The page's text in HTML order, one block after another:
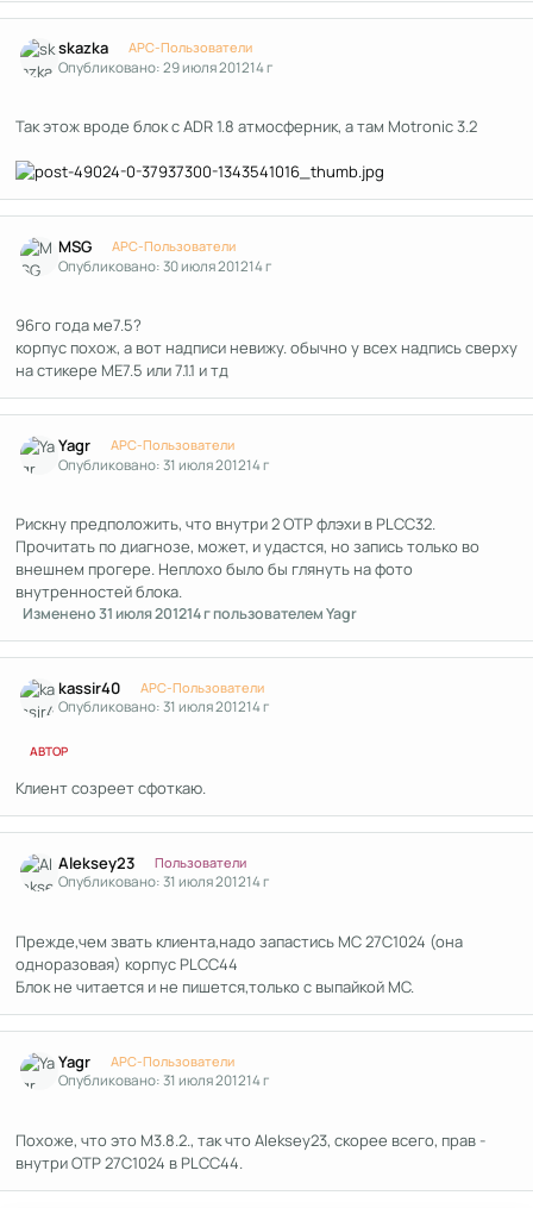
skazka APC-Пользователи
Опубликовано:29 июля 201214 г
Так этож вроде блок с ADR 1.8 атмосферник, а там Motronic 3.2
MSG APC-Пользователи
Опубликовано:30 июля 201214 г
96го года ме7.5?
корпус похож, а вот надписи невижу. обычно у всех надпись сверху
на стикере МЕ7.5 или 7.1.1 и тд
Yagr APC-Пользователи
Опубликовано:31 июля 201214 г
Рискну предположить, что внутри 2 OTP флэхи в PLCC32.
Прочитать по диагнозе, может, и удастся, но запись только во
внешнем прогере. Неплохо было бы глянуть на фото
внутренностей блока.
Изменено31 июля 201214 гпользователем Yagr
kassir40 APC-Пользователи
Опубликовано:31 июля 201214 г
АВТОР
Клиент созреет сфоткаю.
Aleksey23 Пользователи
Опубликовано:31 июля 201214 г
Прежде,чем звать клиента,надо запастись МС 27С1024 (она
одноразовая) корпус PLCC44
Блок не читается и не пишется,только с выпайкой МС.
Yagr APC-Пользователи
Опубликовано:31 июля 201214 г
Похоже, что это M3.8.2., так что Aleksey23, скорее всего, прав -
внутри ОТР 27С1024 в PLCC44.